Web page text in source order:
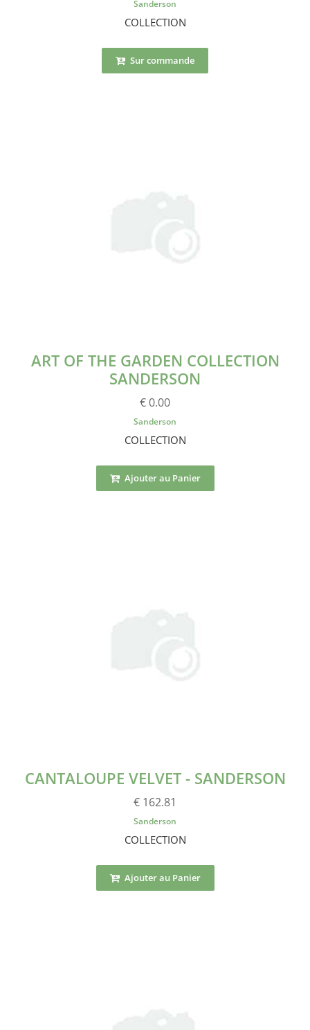
Sanderson
COLLECTION
Sur commande
ART OF THE GARDEN COLLECTION
SANDERSON
€ 0.00
Sanderson
COLLECTION
Ajouter au Panier
CANTALOUPE VELVET - SANDERSON
€ 162.81
Sanderson
COLLECTION
Ajouter au Panier